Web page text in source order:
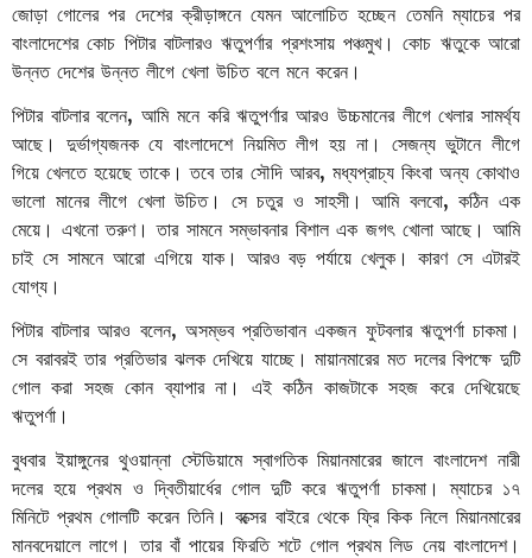
জোড়া গোলের পর দেশের ক্রীড়াঙ্গনে যেমন আলোচিত হচ্ছেন তেমনি ম্যাচের পর
বাংলাদেশের কোচ পিটার বাটলারও ঋতুপর্ণার প্রশংসায় পঞ্চমুখ। কোচ ঋতুকে আরো
উন্নত দেশের উন্নত লীগে খেলা উচিত বলে মনে করেন।
পিটার বাটলার বলেন, আমি মনে করি ঋতুপর্ণার আরও উচ্চমানের লীগে খেলার সামর্থ্য
আছে। দুর্ভাগ্যজনক যে বাংলাদেশে নিয়মিত লীগ হয় না। সেজন্য ভুটানে লীগে
গিয়ে খেলতে হয়েছে তাকে। তবে তার সৌদি আরব, মধ্যপ্রাচ্য কিংবা অন্য কোথাও
ভালো মানের লীগে খেলা উচিত। সে চতুর ও সাহসী। আমি বলবো, কঠিন এক
মেয়ে। এখনো তরুণ। তার সামনে সম্ভাবনার বিশাল এক জগৎ খোলা আছে। আমি
চাই সে সামনে আরো এগিয়ে যাক। আরও বড় পর্যায়ে খেলুক। কারণ সে এটারই
যোগ্য।
পিটার বাটলার আরও বলেন, অসম্ভব প্রতিভাবান একজন ফুটবলার ঋতুপর্ণা চাকমা।
সে বরাবরই তার প্রতিভার ঝলক দেখিয়ে যাচ্ছে। মায়ানমারের মত দলের বিপক্ষে দুটি
গোল করা সহজ কোন ব্যাপার না। এই কঠিন কাজটাকে সহজ করে দেখিয়েছে
ঋতুপর্ণা।
বুধবার ইয়াঙ্গুনের থুওয়ান্না স্টেডিয়ামে স্বাগতিক মিয়ানমারের জালে বাংলাদেশ নারী
দলের হয়ে প্রথম ও দ্বিতীয়ার্ধের গোল দুটি করে ঋতুপর্ণা চাকমা। ম্যাচের ১৭
মিনিটে প্রথম গোলটি করেন তিনি। বক্সের বাইরে থেকে ফ্রি কিক নিলে মিয়ানমারের
মানবদেয়ালে লাগে। তার বাঁ পায়ের ফিরতি শটে গোল প্রথম লিড নেয় বাংলাদেশ।